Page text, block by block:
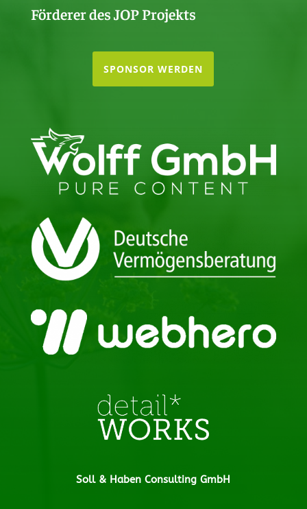
Förderer des JOP Projekts
SPONSOR WERDEN
Soll & Haben Consulting GmbH